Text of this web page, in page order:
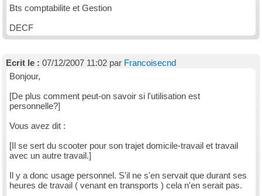
Bts comptabilite et Gestion
DECF
Ecrit le : 07/12/2007 11:02 par Francoisecnd
Bonjour,
[De plus comment peut-on savoir si l'utilisation est
personnelle?]
Vous avez dit :
[Il se sert du scooter pour son trajet domicile-travail et travail
avec un autre travail.]
Il y a donc usage personnel. S'il ne s'en servait que durant ses
heures de travail ( venant en transports ) cela n'en serait pas.